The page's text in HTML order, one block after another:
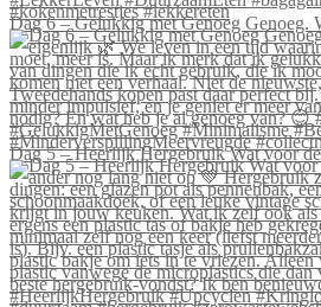
Dag 6 – Gelukkig met Genoeg Genoeg.
Dag 5 – Heerlijk Hergebruik Wat voor